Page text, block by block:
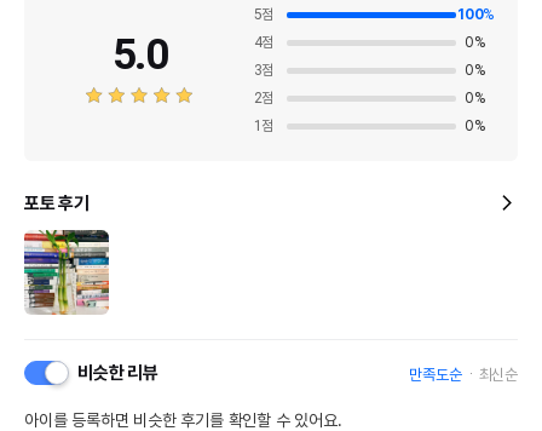
상품 필수 정보
품명 및 모델명 상품상세설명 참조
5.0
5점 100%
4점 0%
3점 0%
2점 0%
1 점 0%
포토 후기
비슷한 리뷰 만족도순 최신순
아이를 등록하면 비슷한 후기를 확인할 수 있어요.